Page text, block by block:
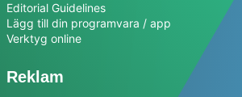
Editorial Guidelines
Lägg till din programvara / app
Verktyg online
Reklam